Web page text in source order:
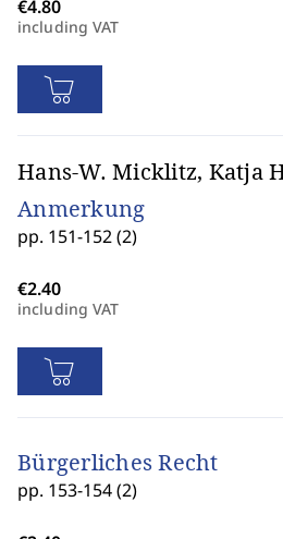
including VAT
Hans-W. Micklitz, Katja
Anmerkung
pp. 151-152 (2)
including VAT
Bürgerliches Recht
pp. 153-154 (2)